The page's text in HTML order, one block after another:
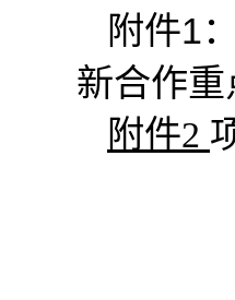
附件1
新合作
附件2